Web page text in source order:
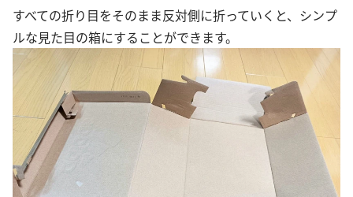
すべての折り目をそのまま反対側に折っていくと、シンプ
ルな見た目の箱にすることができます。